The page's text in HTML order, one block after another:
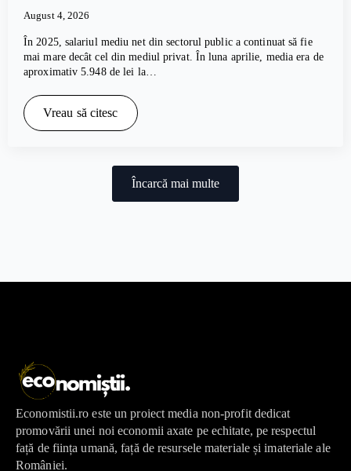
August 4, 2026
În 2025, salariul mediu net din sectorul public a continuat să fie
mai mare decât cel din mediul privat. În luna aprilie, media era de
aproximativ 5.948 de lei la…
Vreau să citesc
Încarcă mai multe
Economistii.ro este un proiect media non-profit dedicat
promovării unei noi economii axate pe echitate, pe respectul
față de ființa umană, față de resursele materiale și imateriale ale
României.